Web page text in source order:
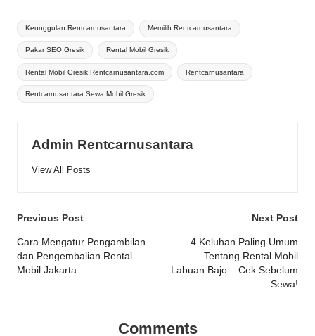
Tags:
Keunggulan Rentcarnusantara Memilih Rentcarnusantara
Pakar SEO Gresik Rental Mobil Gresik
Rental Mobil Gresik Rentcarnusantara.com Rentcarnusantara
Rentcarnusantara Sewa Mobil Gresik
Admin Rentcarnusantara
View All Posts
Post
navigation
Previous Post
Cara Mengatur Pengambilan
dan Pengembalian Rental
Mobil Jakarta
Next Post
4 Keluhan Paling Umum
Tentang Rental Mobil
Labuan Bajo – Cek Sebelum
Sewa!
Comments